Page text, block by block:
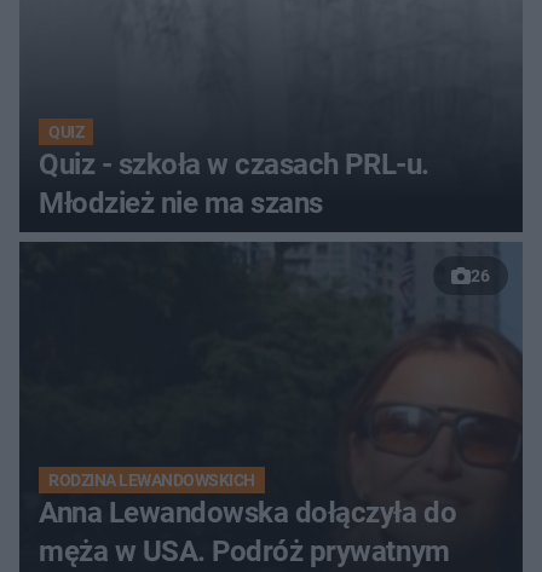
QUIZ
Quiz - szkoła w czasach PRL-u.
Młodzież nie ma szans
26
RODZINA LEWANDOWSKICH
Anna Lewandowska dołączyła do
męża w USA. Podróż prywatnym